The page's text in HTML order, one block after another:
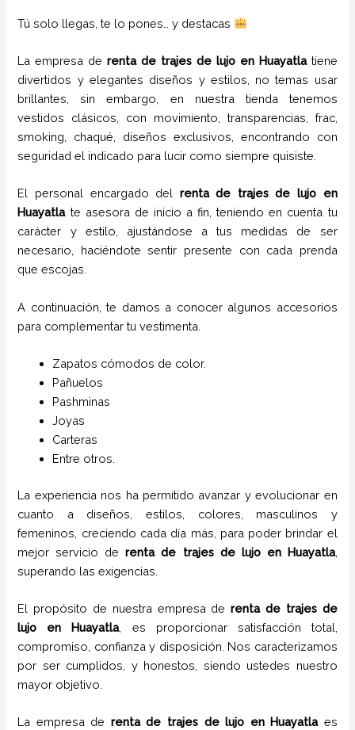
Tú solo llegas, te lo pones… y destacas
La empresa derenta de trajes de lujo en Huayatla tiene
divertidos y elegantes diseños y estilos,
no temas usar
brillantes, sin embargo, en nuestra tienda tenemos
vestidos clásicos, con movimiento, transparencias, frac,
smoking, chaqué, diseños exclusivos, encontrando con
seguridad el indicado para lucir como siempre quisiste.
El personal encargado del renta de trajes de lujoen
Huayatlate asesora de inicio a fin, teniendo en cuenta tu
carácter y estilo, ajustándose a tus medidas de ser
necesario, haciéndote sentir presente con cada prenda
que escojas.
A continuación, te damos a conocer algunos accesorios
para complementar tu vestimenta.
Zapatos cómodos de color.
Pañuelos
Pashminas
Joyas
Carteras
Entre otros.
La experiencia nos ha permitido avanzar y evolucionar en
cuanto a diseños, estilos, colores, masculinos y
femeninos, creciendo cada día más, para poder brindar el
mejor servicio derenta de trajes de lujoen Huayatla,
superando las exigencias.
El propósito de nuestra empresa derenta de trajes de
lujo
enHuayatla, es proporcionar satisfacción total,
compromiso, confianza y disposición. Nos caracterizamos
por ser cumplidos, y honestos, siendo ustedes nuestro
mayor objetivo.
La empresa de renta de trajes de lujo enHuayatla es